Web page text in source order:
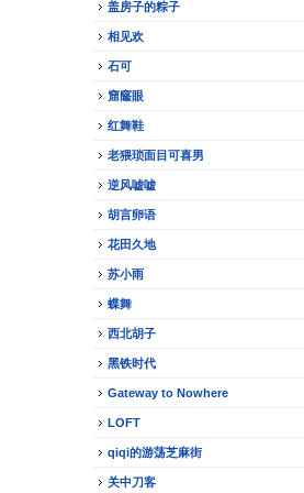
盖房子的粽子
相见欢
石可
窟窿眼
红舞鞋
老猥琐面目可喜男
逆风嘘嘘
胡言卵语
花田久地
苏小雨
蝶舞
西北胡子
黑铁时代
Gateway to Nowhere
LOFT
qiqi的游荡芝麻街
关中刀客